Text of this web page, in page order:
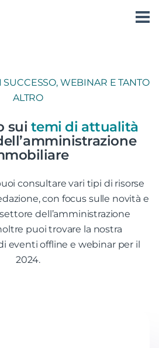
SUCCESSO, WEBINAR E TANTO
ALTRO
sui temi di attualità
consultare vari tipi di risorse
con focus sulle novità e
dell’amministrazione
puoi trovare la nostra
eventi offline e webinar per il
2024.